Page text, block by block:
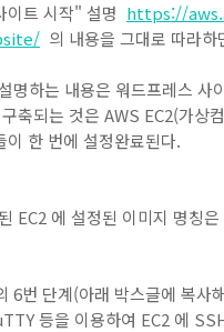
트 시작" 설명 https://
의 내용을 그대로 따라
명하는 내용은 워드프레스
축되는 것은 AWS EC2(가
이 한 번에 설정완료된다.
EC2 에 설정된 이미지 명칭
6번 단계(아래 박스글에 복
등을 이용하여 EC2 에